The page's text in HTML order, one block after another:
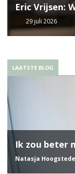
Eric Vrijsen:
29 juli 2026
LAATSTE BLOG
Ik zou beter
Natasja Hoogstede